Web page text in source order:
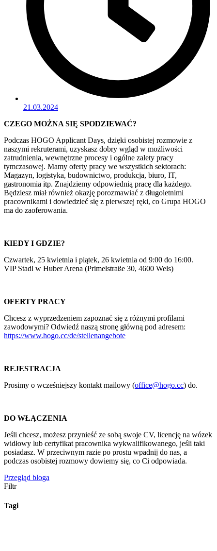
21.03.2024
CZEGO MOŻNA SIĘ SPODZIEWAĆ?
Podczas HOGO Applicant Days, dzięki osobistej rozmowie z
naszymi rekruterami, uzyskasz dobry wgląd w możliwości
zatrudnienia, wewnętrzne procesy i ogólne zalety pracy
tymczasowej. Mamy oferty pracy we wszystkich sektorach:
Magazyn, logistyka, budownictwo, produkcja, biuro, IT,
gastronomia itp. Znajdziemy odpowiednią pracę dla każdego.
Będziesz miał również okazję porozmawiać z długoletnimi
pracownikami i dowiedzieć się z pierwszej ręki, co Grupa HOGO
ma do zaoferowania.
KIEDY I GDZIE?
Czwartek, 25 kwietnia i piątek, 26 kwietnia od 9:00 do 16:00.
VIP Stadl w Huber Arena (Primelstraße 30, 4600 Wels)
OFERTY PRACY
Chcesz z wyprzedzeniem zapoznać się z różnymi profilami
zawodowymi? Odwiedź naszą stronę główną pod adresem:
https://www.hogo.cc/de/stellenangebote
REJESTRACJA
Prosimy o wcześniejszy kontakt mailowy (office@hogo.cc) do.
DO WŁĄCZENIA
Jeśli chcesz, możesz przynieść ze sobą swoje CV, licencję na wózek
widłowy lub certyfikat pracownika wykwalifikowanego, jeśli taki
posiadasz. W przeciwnym razie po prostu wpadnij do nas, a
podczas osobistej rozmowy dowiemy się, co Ci odpowiada.
Przegląd bloga
Filtr
Tagi